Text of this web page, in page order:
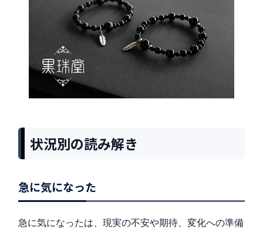
状況別の読み解き
急に気になった
急に気になったは、現実の不安や期待、変化への準備